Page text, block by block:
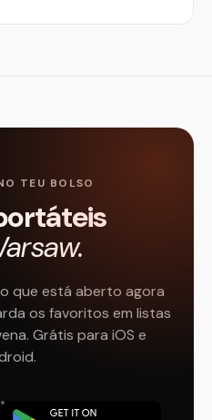
TEU BOLSO
que está aberto agora
os favoritos em listas
Grátis para iOS e